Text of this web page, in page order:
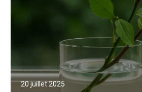
20 juillet 2025